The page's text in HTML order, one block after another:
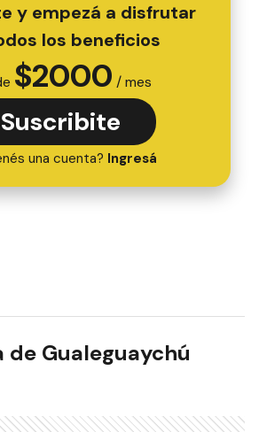
y empezá a disfrutar
los beneficios
$2000 / mes
Suscribite
una cuenta? Ingresá
de Gualeguaychú